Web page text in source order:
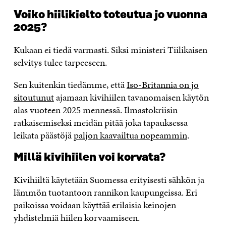
Voiko hiilikielto toteutua jo vuonna
2025?
Kukaan ei tiedä varmasti. Siksi ministeri Tiilikaisen
selvitys tulee tarpeeseen.
Sen kuitenkin tiedämme, ettäIso-Britannia on jo
sitoutunutajamaan kivihiilen tavanomaisen käytön
alas vuoteen 2025 mennessä. Ilmastokriisin
ratkaisemiseksi meidän pitää joka tapauksessa
leikata päästöjäpaljon kaavailtua nopeammin.
Millä kivihiilen voi korvata?
Kivihiiltä käytetään Suomessa erityisesti sähkön ja
lämmön tuotantoon rannikon kaupungeissa. Eri
paikoissa voidaan käyttää erilaisia keinojen
yhdistelmiä hiilen korvaamiseen.